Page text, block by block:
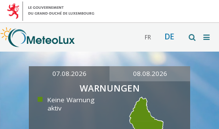
FR DE
07.08.2026 08.08.2026
WARNUNGEN
Keine Warnung
aktiv